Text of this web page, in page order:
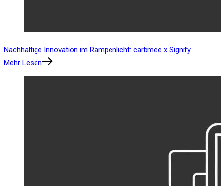
Nachhaltige Innovation im Rampenlicht: carbmee x Signify
Mehr Lesen